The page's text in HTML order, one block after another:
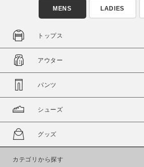
MENS LADIES
トップス
アウター
パンツ
シューズ
グッズ
カテゴリから探す